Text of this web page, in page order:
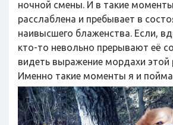
ночной смены. И в такие
расслаблена и пребывает в
наивысшего блаженства. Если,
кто-то невольно прерывают её
видеть выражение мордахи
Именно такие моменты я и